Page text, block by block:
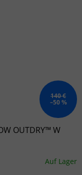
140 €
–50 %
OUTDRY™ W
Auf Lager